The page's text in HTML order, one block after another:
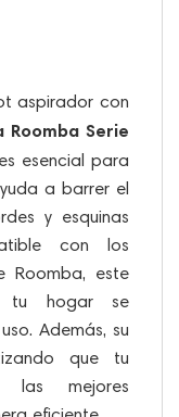
aspirador con
Serie
esencial para
a barrer el
y esquinas
con los
Roomba, este
tu hogar se
Además, su
que tu
las mejores